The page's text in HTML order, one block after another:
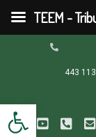
Abrir barra de
contenido
443
TEEM -